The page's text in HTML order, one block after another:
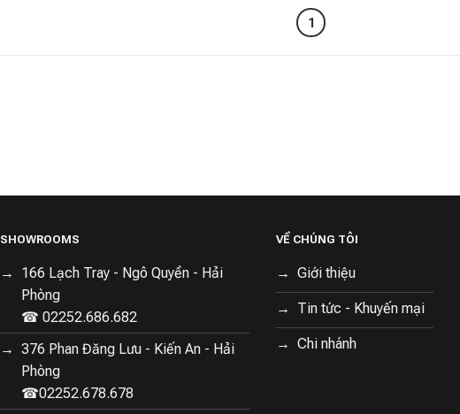
1
SHOWROOMS
166 Lạch Tray - Ngô Quyền - Hải
Phòng
☎ 02252.686.682
376 Phan Đăng Lưu - Kiến An - Hải
Phòng
☎02252.678.678
VỀ CHÚNG TÔI
Giới thiệu
Tin tức - Khuyến mại
Chi nhánh